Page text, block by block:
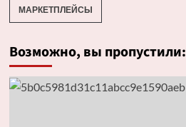
МАРКЕТПЛЕЙСЫ
Возможно, вы пропустили: